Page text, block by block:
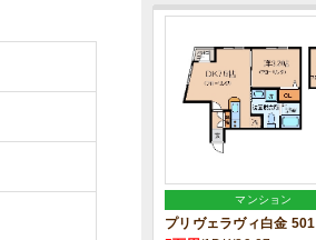
マンション
プリヴェラヴィ白金 501